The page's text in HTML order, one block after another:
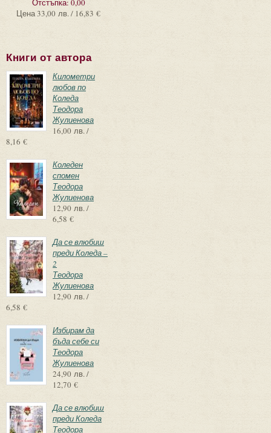
Отстъпка: 0,00
Цена33,00 лв. / 16,83 €
Книги от автора
Километри
любов по
Коледа
Теодора
Жулиенова
16,00 лв. /
8,16 €
Коледен
спомен
Теодора
Жулиенова
12,90 лв. /
6,58 €
Да се влюбиш
преди Коледа –
2
Теодора
Жулиенова
12,90 лв. /
6,58 €
Избирам да
бъда себе си
Теодора
Жулиенова
24,90 лв. /
12,70 €
Да се влюбиш
преди Коледа
Теодора